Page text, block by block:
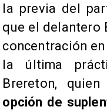
la previa del
que el delantero
concentración
la última
Brereton,
opción de